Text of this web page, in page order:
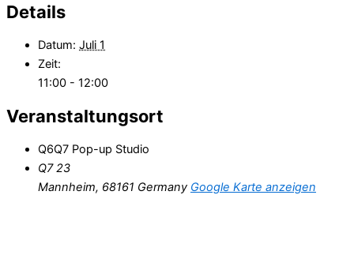
Details
Datum: Juli 1
Zeit:
11:00 - 12:00
Veranstaltungsort
Q6Q7 Pop-up Studio
Q7 23
Mannheim, 68161 Germany Google Karte anzeigen